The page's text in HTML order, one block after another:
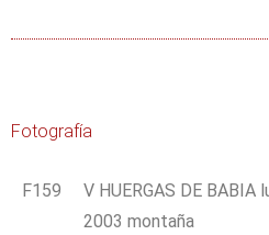
Fotografía
F159
V HUERGAS DE BABIA
2003 montaña